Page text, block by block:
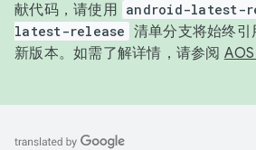
献代码，请使用 android-latest-
latest-release 清单分支将始终引
新版本。如需了解详情，请参阅